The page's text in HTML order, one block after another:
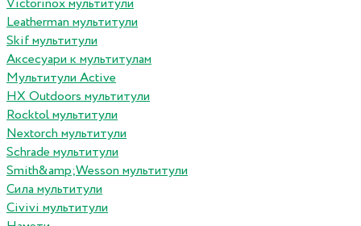
Victorinox мультитули
Leatherman мультитули
Skif мультитули
Аксесуари к мультитулам
Мультитули Active
HX Outdoors мультитули
Rocktol мультитули
Nextorch мультитули
Schrade мультитули
Smith&amp;Wesson мультитули
Сила мультитули
Civivi мультитули